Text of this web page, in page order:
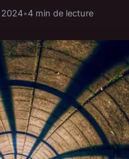
2024•4 min de lecture